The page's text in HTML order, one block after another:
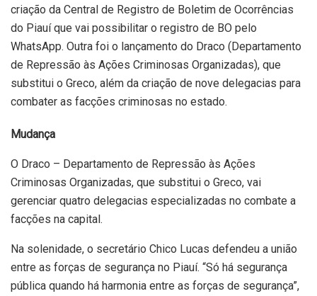
criação da Central de Registro de Boletim de Ocorrências
do Piauí que vai possibilitar o registro de BO pelo
WhatsApp. Outra foi o lançamento do Draco (Departamento
de Repressão às Ações Criminosas Organizadas), que
substitui o Greco, além da criação de nove delegacias para
combater as facções criminosas no estado.
Mudança
O Draco – Departamento de Repressão às Ações
Criminosas Organizadas, que substitui o Greco, vai
gerenciar quatro delegacias especializadas no combate a
facções na capital.
Na solenidade, o secretário Chico Lucas defendeu a união
entre as forças de segurança no Piauí. “Só há segurança
pública quando há harmonia entre as forças de segurança”,